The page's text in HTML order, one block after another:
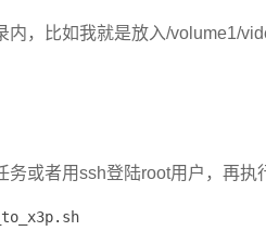
，比如我就是放入/volume1/
或者用ssh登陆root用户，再执